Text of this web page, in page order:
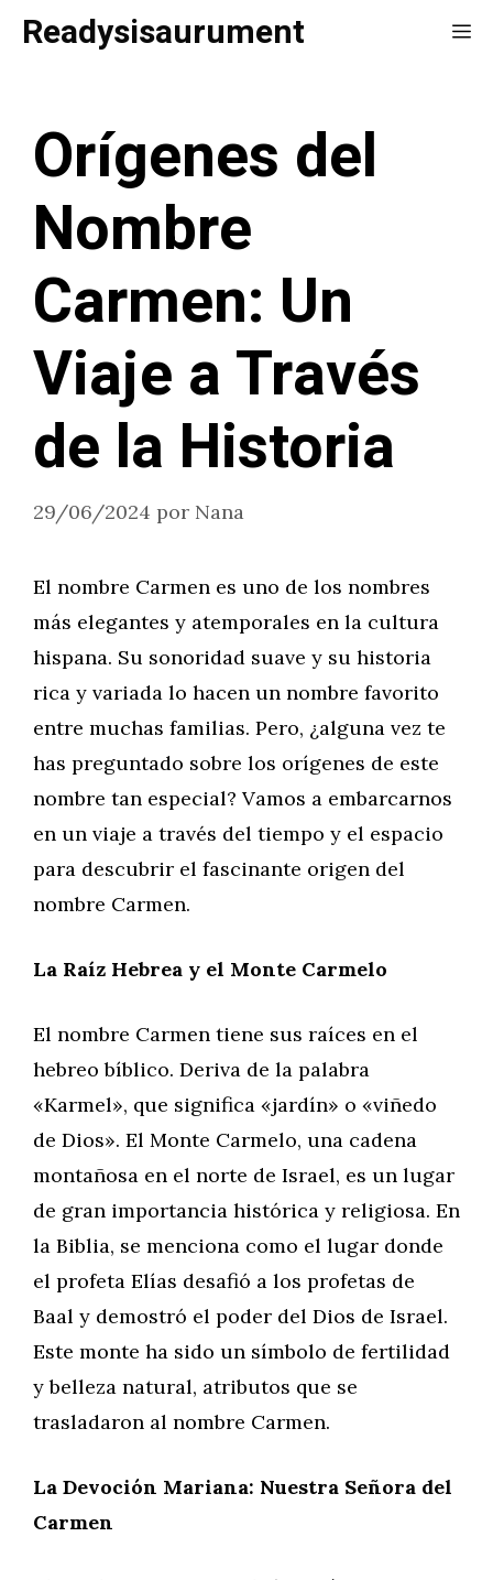
SaltarReadysisaurument
Orígenes del
Nombre
Carmen: Un
Viaje a Través
de la Historia
29/06/2024 por Nana
El nombre Carmen es uno de los nombres
más elegantes y atemporales en la cultura
hispana. Su sonoridad suave y su historia
rica y variada lo hacen un nombre favorito
entre muchas familias. Pero, ¿alguna vez te
has preguntado sobre los orígenes de este
nombre tan especial? Vamos a embarcarnos
en un viaje a través del tiempo y el espacio
para descubrir el fascinante origen del
nombre Carmen.
La Raíz Hebrea y el Monte Carmelo
El nombre Carmen tiene sus raíces en el
hebreo bíblico. Deriva de la palabra
«Karmel», que significa «jardín» o «viñedo
de Dios». El Monte Carmelo, una cadena
montañosa en el norte de Israel, es un lugar
de gran importancia histórica y religiosa. En
la Biblia, se menciona como el lugar donde
el profeta Elías desafió a los profetas de
Baal y demostró el poder del Dios de Israel.
Este monte ha sido un símbolo de fertilidad
y belleza natural, atributos que se
trasladaron al nombre Carmen.
La Devoción Mariana: Nuestra Señora del
Carmen